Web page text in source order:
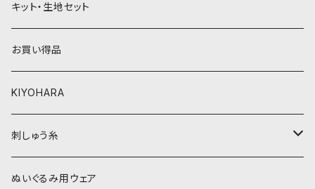
ベージュ・ブラウン系
黄色・クリーム系
ベージュ・ブラウン系
キット・生地セット
お買い得品
KIYOHARA
刺しゅう糸
COSMO 25番刺しゅう糸
ぬいぐるみ用ウェア